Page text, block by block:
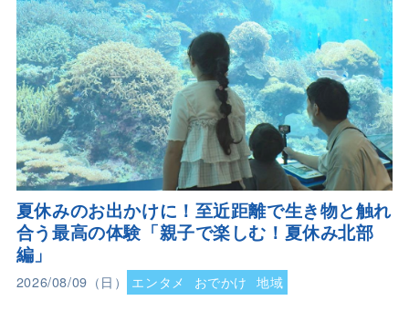
夏休みのお出かけに！至近距離で生き物と触れ
合う最高の体験「親子で楽しむ！夏休み北部
編」
2026/08/09（日） エンタメ おでかけ 地域